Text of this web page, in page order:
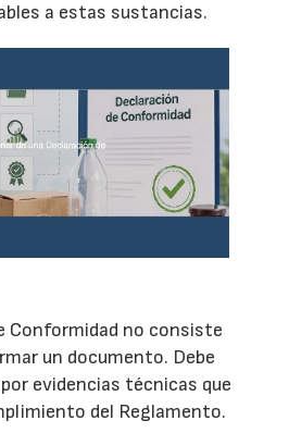
a estas sustancias.
Conformidad no consiste
un documento. Debe
evidencias técnicas que
del Reglamento.